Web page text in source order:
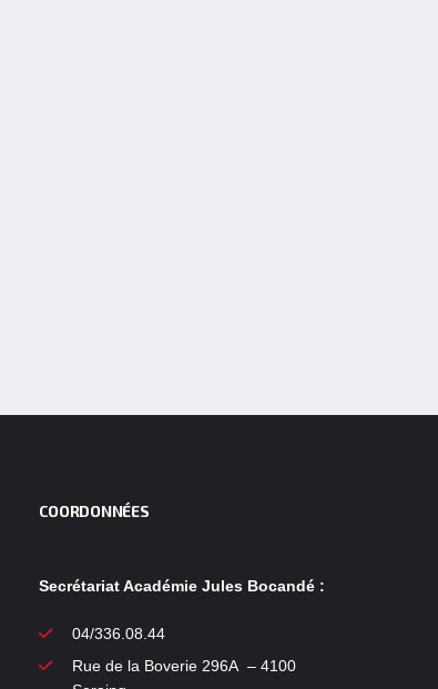
COORDONNÉES
Secrétariat Académie Jules Bocandé :
04/336.08.44
Rue de la Boverie 296A – 4100